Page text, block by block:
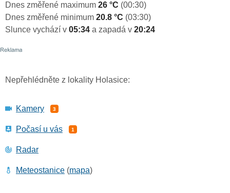
Dnes změřené maximum 26 °C (00:30)
Dnes změřené minimum 20.8 °C (03:30)
Slunce vychází v 05:34 a zapadá v 20:24
Nepřehlédněte z lokality Holasice:
Kamery 3
Počasí u vás 1
Radar
Meteostanice (mapa)